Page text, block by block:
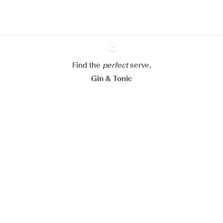
Ginventory
Find the perfectserve,
Gin & Tonic
Mijn cookie-instellingen aanpassen
Alles weigeren Alles aanvaarden